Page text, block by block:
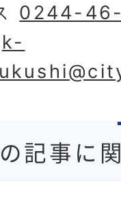
0244-
k-
記事に